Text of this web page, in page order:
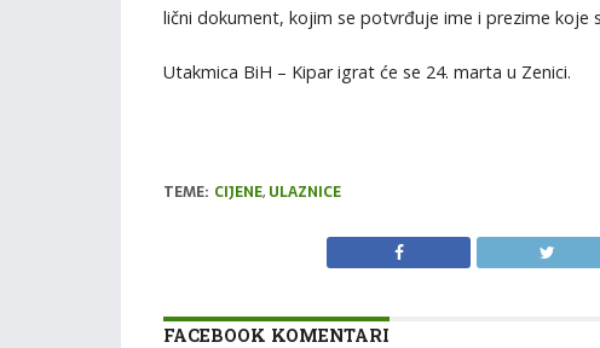
lični dokument, kojim se potvrđuje ime i prezime koje
Utakmica BiH – Kipar igrat će se 24. marta u Zenici.
TEME: CIJENE, ULAZNICE
FACEBOOK KOMENTARI